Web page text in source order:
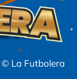
© La Futbolera